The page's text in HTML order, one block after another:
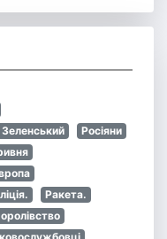
Росіяни
Ракета.